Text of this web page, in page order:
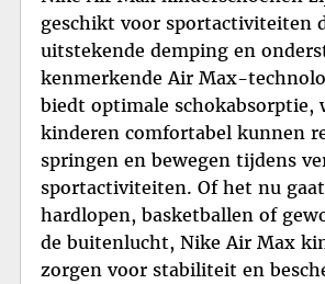
geschikt voor sportactiviteiten
uitstekende demping en
kenmerkende Air Max-
biedt optimale schokabsorptie,
kinderen comfortabel kunnen
springen en bewegen tijdens
sportactiviteiten. Of het nu
hardlopen, basketballen of
de buitenlucht, Nike Air Max
zorgen voor stabiliteit en